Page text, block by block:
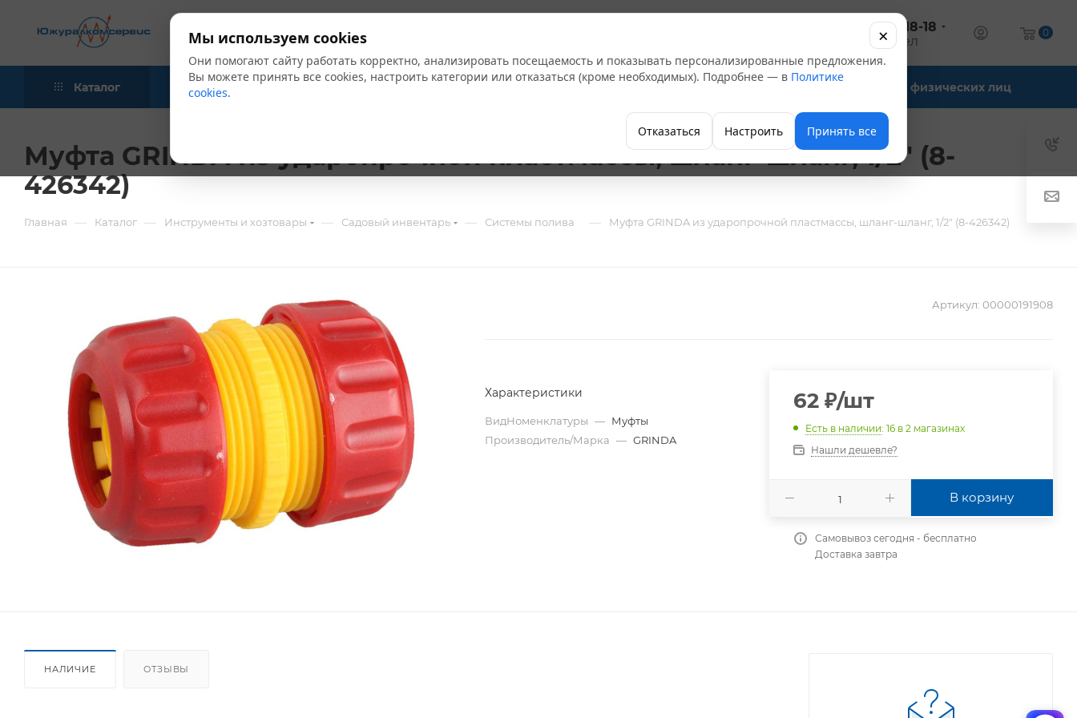
+7 (347) 246-18-18
оптовый отдел
0
Каталог Акции Бренды Компания Офис-склады Для физических лиц
Муфта GRINDA из ударопрочной пластмассы, шланг-шланг, 1/2" (8-
426342)
Главная — Каталог — Инструменты и хозтовары — Садовый инвентарь — Системы полива — Муфта GRINDA из ударопрочной пластмассы, шланг-шланг, 1/2" (8-426342)
Артикул: 00000191908
Характеристики
ВидНоменклатуры — Муфты
Производитель/Марка — GRINDA
62₽/шт
Есть в наличии: 16 в 2 магазинах
Нашли дешевле?
В корзину
Самовывоз сегодня - бесплатно
Доставка завтра
НАЛИЧИЕ ОТЗЫВЫ
Мы используем cookies
Они помогают сайту работать корректно, анализировать посещаемость и показывать персонализированные предложения.
Вы можете принять все cookies, настроить категории или отказаться (кроме необходимых). Подробнее — в Политике
cookies.
Отказаться Настроить Принять все
×